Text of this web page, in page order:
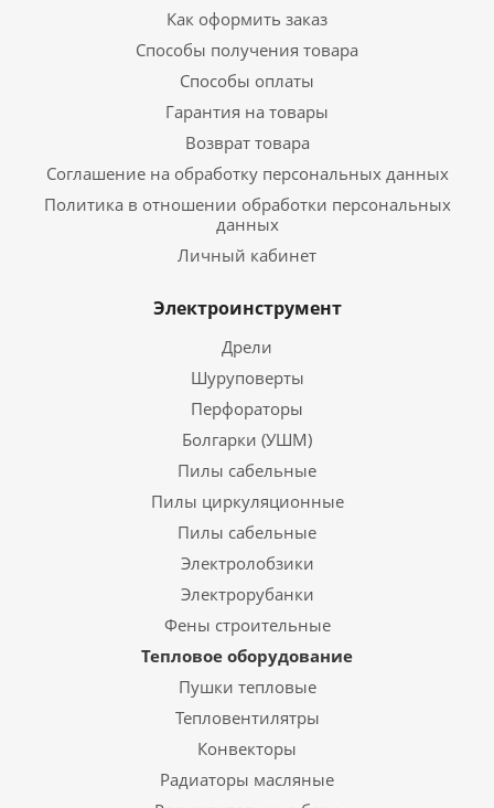
Как оформить заказ
Способы получения товара
Способы оплаты
Гарантия на товары
Возврат товара
Соглашение на обработку персональных данных
Политика в отношении обработки персональных
данных
Личный кабинет
Электроинструмент
Дрели
Шуруповерты
Перфораторы
Болгарки (УШМ)
Пилы сабельные
Пилы циркуляционные
Пилы сабельные
Электролобзики
Электрорубанки
Фены строительные
Тепловое оборудование
Пушки тепловые
Тепловентилятры
Конвекторы
Радиаторы масляные